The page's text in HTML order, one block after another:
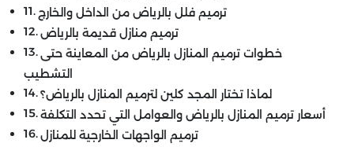
ترميم فلل بالرياض من الداخل والخارج
ترميم منازل قديمة بالرياض
خطوات ترميم المنازل بالرياض من المعاينة حتى
التشطيب
لماذا تختار المجد كلين لترميم المنازل بالرياض؟
أسعار ترميم المنازل بالرياض والعوامل التي تحدد التكلفة
ترميم الواجهات الخارجية للمنازل